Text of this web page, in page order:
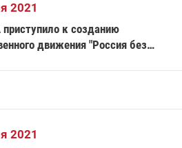
2021
к созданию
движения "Россия без
2021